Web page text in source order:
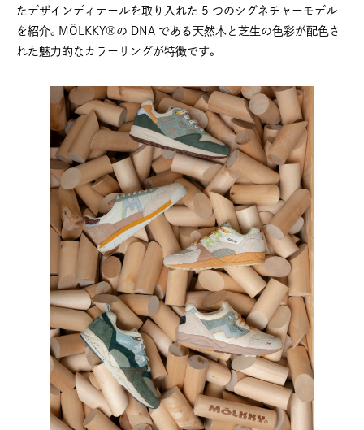
たデザインディテールを取り入れた 5 つのシグネチャーモデル
を紹介。MÖLKKY®の DNA である天然木と芝生の色彩が配色さ
れた魅力的なカラーリングが特徴です。